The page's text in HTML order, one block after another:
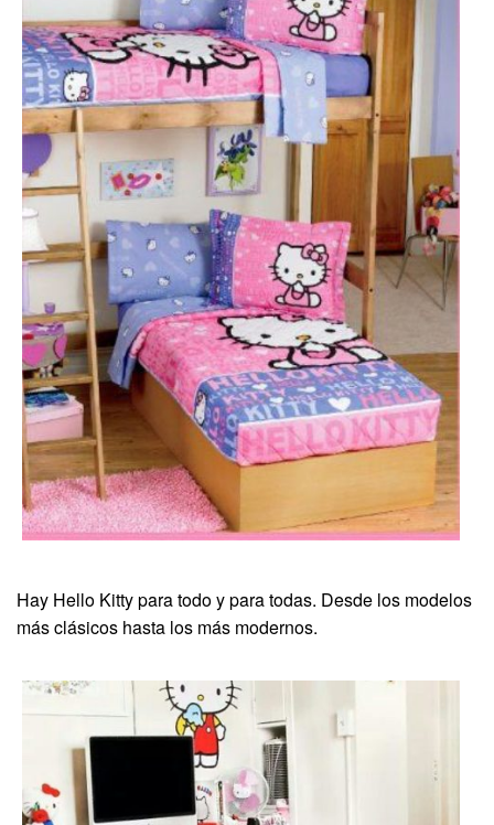
Hay Hello Kitty para todo y para todas. Desde los modelos
más clásicos hasta los más modernos.